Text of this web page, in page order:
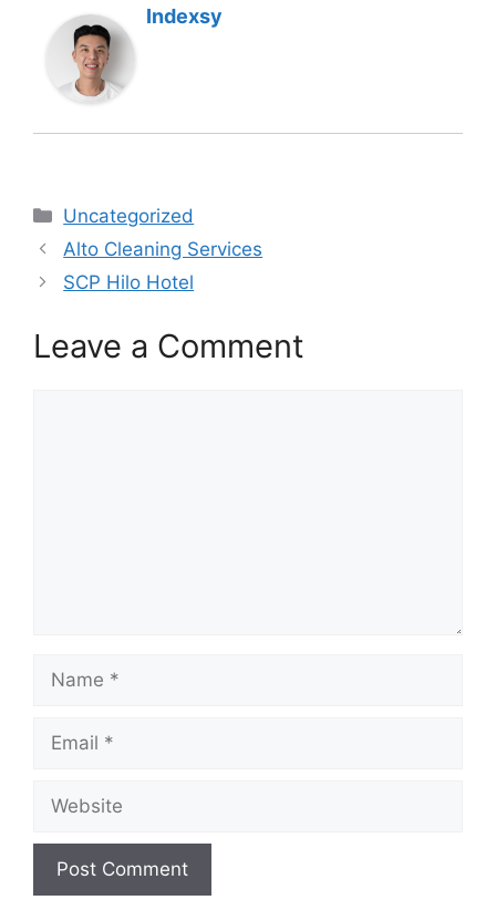
Indexsy
Categories
Uncategorized
Alto Cleaning Services
SCP Hilo Hotel
Leave a Comment